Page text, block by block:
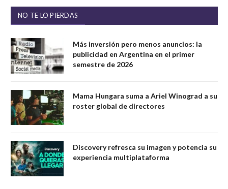
NO TE LO PIERDAS
Más inversión pero menos anuncios: la
publicidad en Argentina en el primer
semestre de 2026
Mama Hungara suma a Ariel Winograd a su
roster global de directores
Discovery refresca su imagen y potencia su
experiencia multiplataforma